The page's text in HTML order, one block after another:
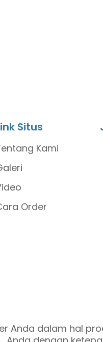
Situs
Kami
Order
Anda dalam hal